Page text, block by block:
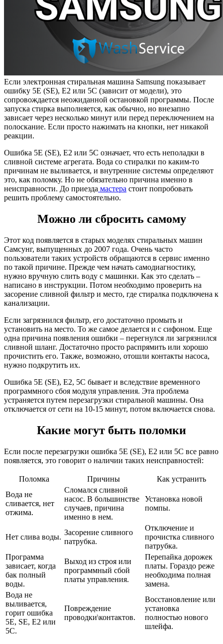
Если электронная стиральная машина Samsung показывает
ошибку 5Е (SE), Е2 или 5С (зависит от модели), это
сопровождается неожиданной остановкой программы. После
запуска стирка выполняется, как обычно, но внезапно
зависает через несколько минут или перед переключением на
полоскание. Если просто нажимать на кнопки, нет никакой
реакции.
Ошибка 5Е (SE), Е2 или 5С означает, что есть неполадки в
сливной системе агрегата. Вода со стиралки по каким-то
причинам не выливается, и внутренние системы определяют
это, как поломку. Но не обязательно причина именно в
неисправности. До приезда мастера стоит попробовать
решить проблему самостоятельно.
Можно ли сбросить самому
Этот код появляется в старых моделях стиральных машин
Самсунг, выпущенных до 2007 года. Очень часто
пользователи таких устройств обращаются в сервис именно
по такой причине. Прежде чем начать самодиагностику,
нужно вручную слить воду с машинки. Как это сделать –
написано в инструкции. Потом необходимо проверить на
засорение сливной фильтр и место, где стиралка подключена к
канализации.
Если загрязнился фильтр, его достаточно промыть и
установить на место. То же самое делается и с сифоном. Еще
одна причина появления ошибки – перегнулся ли загрязнился
сливной шланг. Достаточно просто распрямить или хорошо
прочистить его. Также, возможно, отошли контакты насоса,
нужно подкрутить их.
Ошибка 5Е (SE), Е2, 5С бывает и вследствие временного
программного сбоя модуля управления. Эта проблема
устраняется путем перезагрузки стиральной машины. Она
отключается от сети на 10-15 минут, потом включается снова.
Какие могут быть поломки
Если после перезагрузки ошибка 5Е (SE), Е2 или 5С все равно
появляется, это говорит о наличии таких неисправностей:
Поломка Причины
Как устранить
Вода не
сливается, нет
отжима.
Сломался сливной
насос. В большинстве
случаев, причина
именно в нем.
Установка новой
помпы.
Нет слива воды.
Засорение сливного
патрубка.
Отключение и
прочистка сливного
патрубка.
Программа
зависает, когда
бак полный
воды.
Выход из строя или
программный сбой
платы управления.
Перепайка дорожек
платы. Гораздо реже
необходима полная
замена.
Вода не
выливается,
горит ошибка
5Е, SE, Е2 или
5С.
Повреждение
проводки\контактов.
Восстановление или
установка
полностью нового
шлейфа.